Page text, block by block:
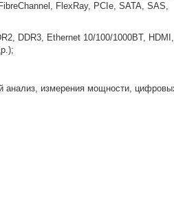
FlexRay, PCIe, SATA, SAS,
DDR3, Ethernet 10/100/1000BT,
анализ, измерения мощности,